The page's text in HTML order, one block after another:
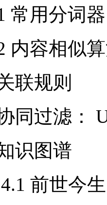
用分词器
容相似
规则
过滤：
图谱
世今生